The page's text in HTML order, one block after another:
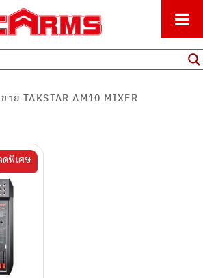
ชนิด ตั้งแต่เริ่มต้นถึงมืออาชีพ
าย TAKSTAR AM10 MIXER
ดพิเศษ